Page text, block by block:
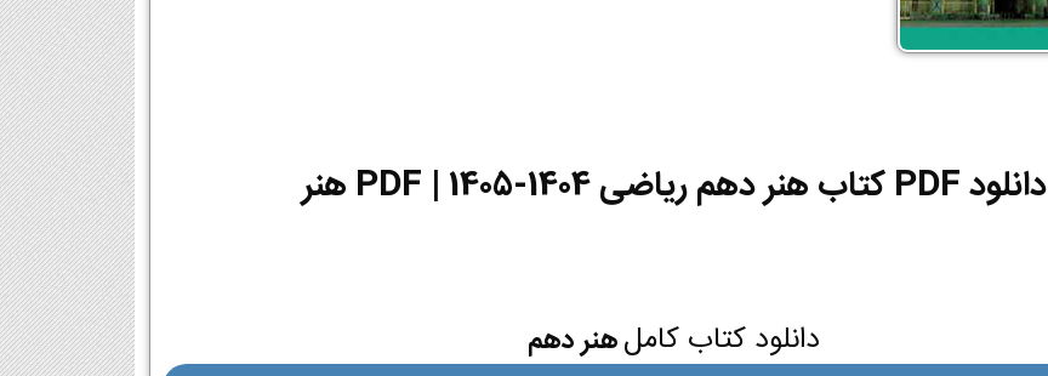
دانلود PDF کتاب هنر دهم ریاضی 1404-1405 | PDF هنر
دانلود کتاب کاملهنر دهم